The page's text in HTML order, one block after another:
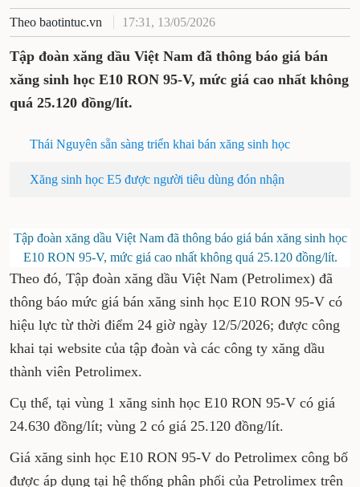
Theo baotintuc.vn 17:31, 13/05/2026
Tập đoàn xăng dầu Việt Nam đã thông báo giá bán
xăng sinh học E10 RON 95-V, mức giá cao nhất không
quá 25.120 đồng/lít.
Thái Nguyên sẵn sàng triển khai bán xăng sinh học
Xăng sinh học E5 được người tiêu dùng đón nhận
Tập đoàn xăng dầu Việt Nam đã thông báo giá bán xăng sinh học
E10 RON 95-V, mức giá cao nhất không quá 25.120 đồng/lít.
Theo đó, Tập đoàn xăng dầu Việt Nam (Petrolimex) đã
thông báo mức giá bán xăng sinh học E10 RON 95-V có
hiệu lực từ thời điểm 24 giờ ngày 12/5/2026; được công
khai tại website của tập đoàn và các công ty xăng dầu
thành viên Petrolimex.
Cụ thể, tại vùng 1 xăng sinh học E10 RON 95-V có giá
24.630 đồng/lít; vùng 2 có giá 25.120 đồng/lít.
Giá xăng sinh học E10 RON 95-V do Petrolimex công bố
được áp dụng tại hệ thống phân phối của Petrolimex trên